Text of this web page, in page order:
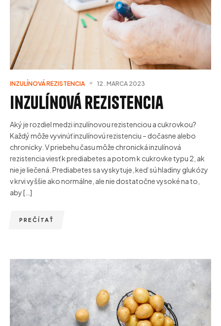
INZULÍNOVÁ REZISTENCIA 12. MARCA 2023
Inzulínová rezistencia
Aký je rozdiel medzi inzulínovou rezistenciou a cukrovkou?
Každý môže vyvinúť inzulínovú rezistenciu – dočasne alebo
chronicky. V priebehu času môže chronická inzulínová
rezistencia viesť k prediabetes a potom k cukrovke typu 2, ak
nie je liečená. Prediabetes sa vyskytuje, keď sú hladiny glukózy
v krvi vyššie ako normálne, ale nie dostatočne vysoké na to,
aby […]
PREČÍTAŤ